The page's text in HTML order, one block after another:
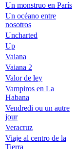
Un monstruo en París
Un océano entre
nosotros
Uncharted
Up
Vaiana
Vaiana 2
Valor de ley
Vampiros en La
Habana
Vendredi ou un autre
jour
Veracruz
Viaje al centro de la
Tierra